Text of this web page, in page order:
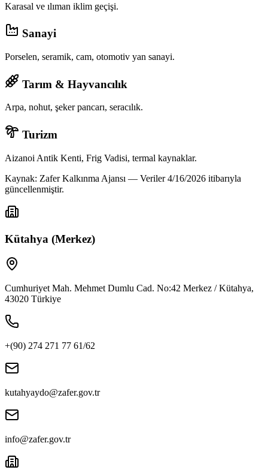
Karasal ve ılıman iklim geçişi.
Sanayi
Porselen, seramik, cam, otomotiv yan sanayi.
Tarım & Hayvancılık
Arpa, nohut, şeker pancarı, seracılık.
Turizm
Aizanoi Antik Kenti, Frig Vadisi, termal kaynaklar.
Kaynak: Zafer Kalkınma Ajansı — Veriler4/16/2026 itibarıyla
güncellenmiştir.
Kütahya (Merkez)
Cumhuriyet Mah. Mehmet Dumlu Cad. No:42 Merkez / Kütahya,
43020 Türkiye
+(90) 274 271 77 61/62
kutahyaydo@zafer.gov.tr
info@zafer.gov.tr